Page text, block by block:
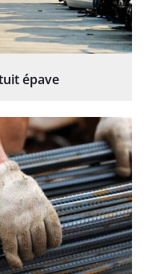
épave